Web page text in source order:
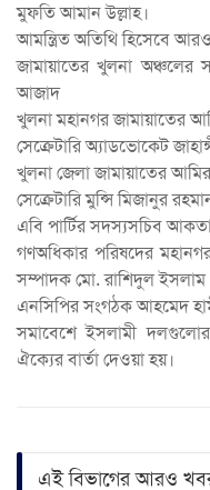
মুফতি আমান উল্লাহ।
আমন্ত্রিত অতিথি হিসেবে
জামায়াতের খুলনা অঞ্চলের
আজাদ
খুলনা মহানগর জামায়াতের
সেক্রেটারি অ্যাডভোকেট
খুলনা জেলা জামায়াতের
সেক্রেটারি মুন্সি মিজানুর
এবি পার্টির সদস্যসচিব
গণঅধিকার পরিষদের
সম্পাদক মো. রাশিদুল ইসলাম
এনসিপির সংগঠক আহমেদ
সমাবেশে ইসলামী
ঐক্যের বার্তা দেওয়া হয়।
এই বিভাগের আরও